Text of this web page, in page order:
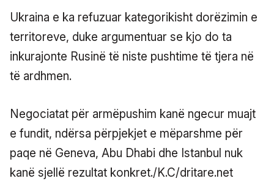
Ukraina e ka refuzuar kategorikisht dorëzimin e
territoreve, duke argumentuar se kjo do ta
inkurajonte Rusinë të niste pushtime të tjera në
të ardhmen.
Negociatat për armëpushim kanë ngecur muajt
e fundit, ndërsa përpjekjet e mëparshme për
paqe në Geneva, Abu Dhabi dhe Istanbul nuk
kanë sjellë rezultat konkret./K.C/dritare.net